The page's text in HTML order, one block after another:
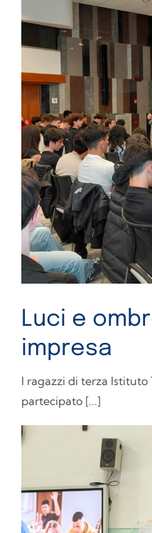
Luci e
impresa
I ragazzi di terza Istituto
partecipato [...]